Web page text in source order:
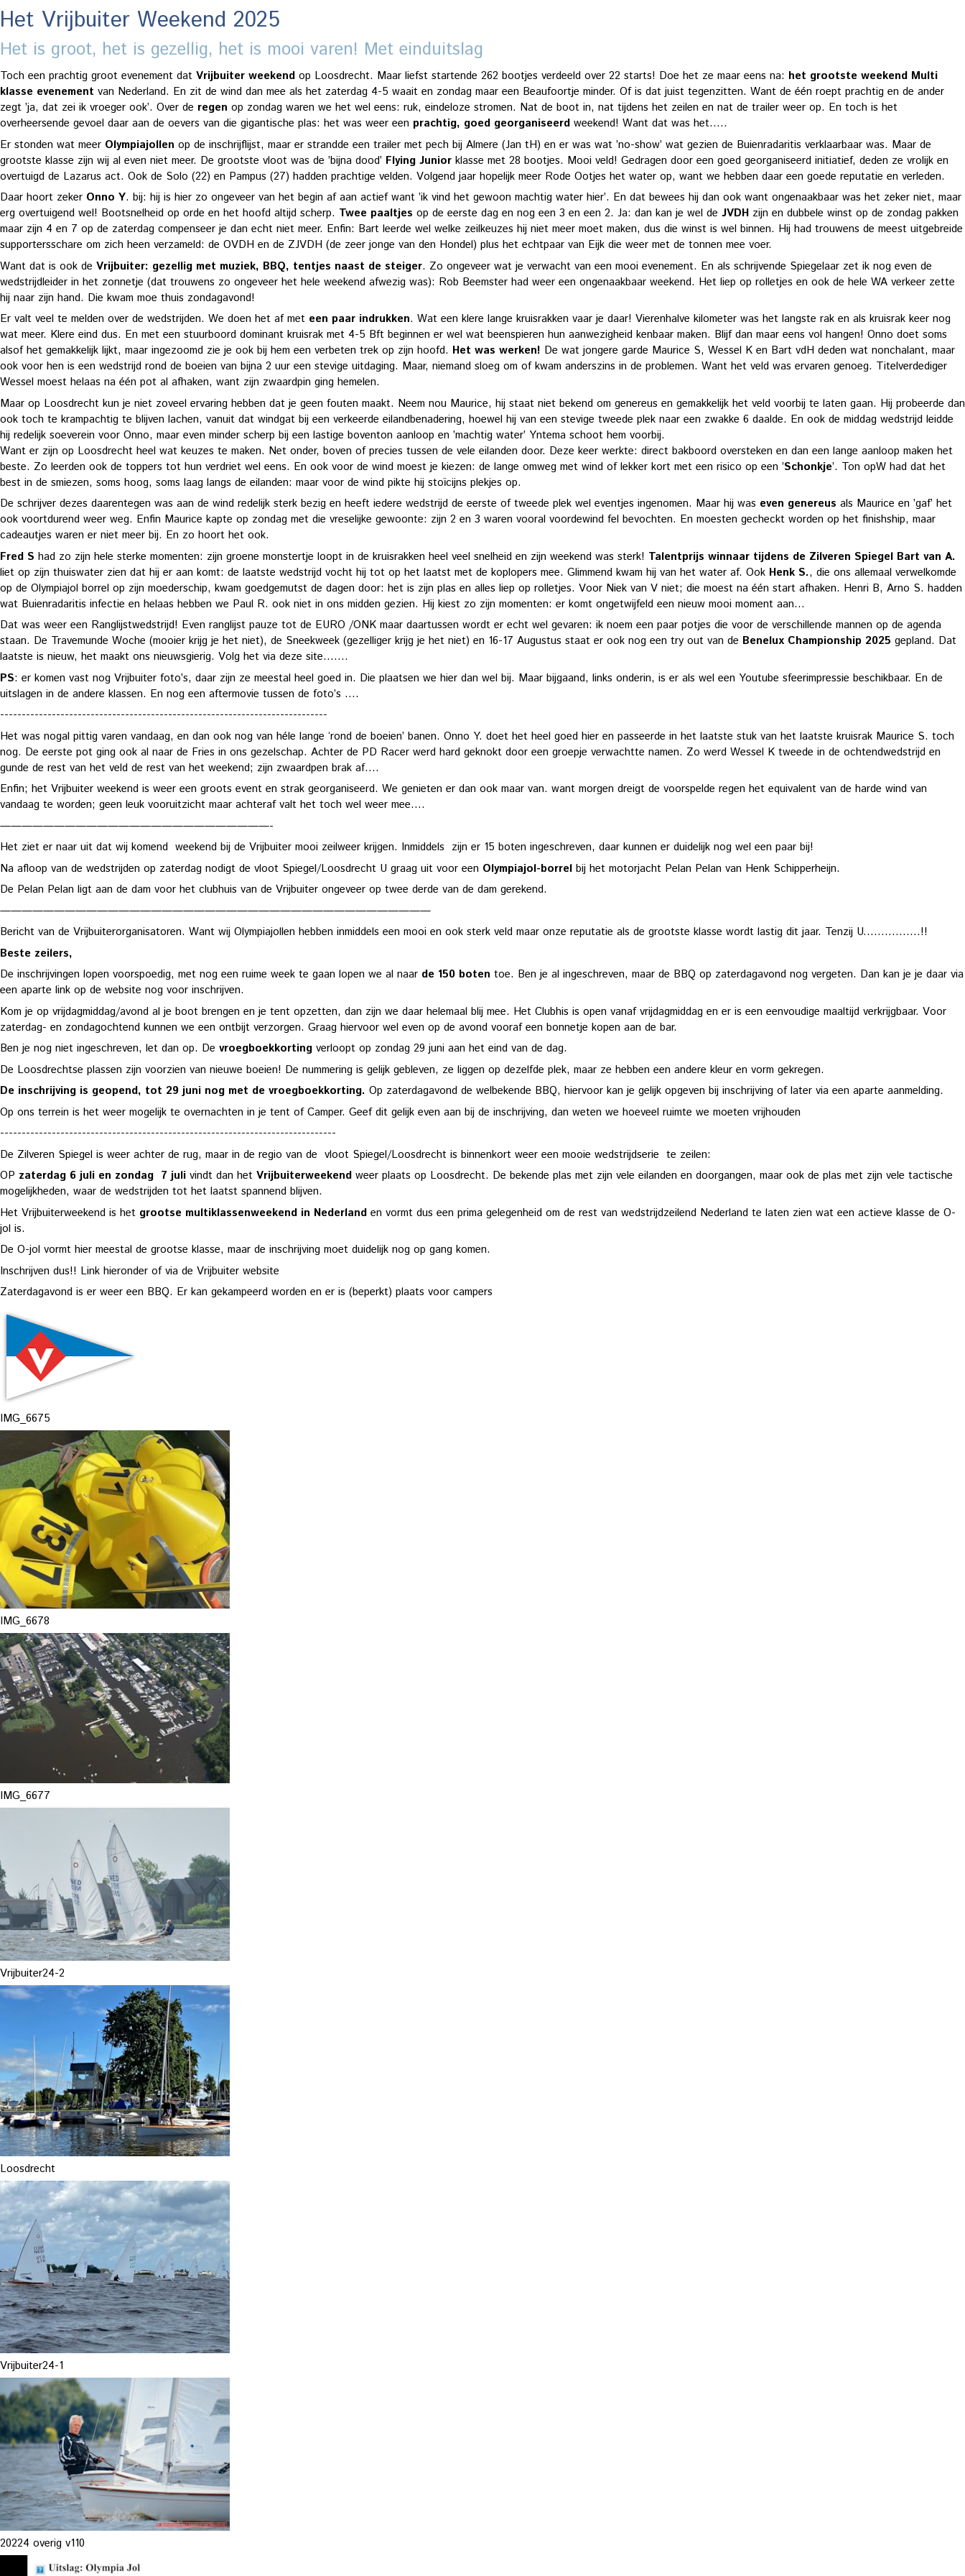
Het Vrijbuiter Weekend 2025
Het is groot, het is gezellig, het is mooi varen! Met einduitslag
Toch een prachtig groot evenement dat Vrijbuiter weekend op Loosdrecht. Maar liefst startende 262 bootjes verdeeld over 22 starts! Doe het ze maar eens na: het grootste weekend Multi
klasse evenement van Nederland. En zit de wind dan mee als het zaterdag 4-5 waait en zondag maar een Beaufoortje minder. Of is dat juist tegenzitten. Want de één roept prachtig en de ander
zegt ’ja, dat zei ik vroeger ook’. Over de regen op zondag waren we het wel eens: ruk, eindeloze stromen. Nat de boot in, nat tijdens het zeilen en nat de trailer weer op. En toch is het
overheersende gevoel daar aan de oevers van die gigantische plas: het was weer een prachtig, goed georganiseerd weekend! Want dat was het.....
Er stonden wat meer Olympiajollen op de inschrijflijst, maar er strandde een trailer met pech bij Almere (Jan tH) en er was wat ’no-show’ wat gezien de Buienradaritis verklaarbaar was. Maar de
grootste klasse zijn wij al even niet meer. De grootste vloot was de ’bijna dood’ Flying Junior klasse met 28 bootjes. Mooi veld! Gedragen door een goed georganiseerd initiatief, deden ze vrolijk en
overtuigd de Lazarus act. Ook de Solo (22) en Pampus (27) hadden prachtige velden. Volgend jaar hopelijk meer Rode Ootjes het water op, want we hebben daar een goede reputatie en verleden.
Daar hoort zeker Onno Y. bij: hij is hier zo ongeveer van het begin af aan actief want ’ik vind het gewoon machtig water hier’. En dat bewees hij dan ook want ongenaakbaar was het zeker niet, maar
erg overtuigend wel! Bootsnelheid op orde en het hoofd altijd scherp. Twee paaltjes op de eerste dag en nog een 3 en een 2. Ja: dan kan je wel de JVDH zijn en dubbele winst op de zondag pakken
maar zijn 4 en 7 op de zaterdag compenseer je dan echt niet meer. Enfin: Bart leerde wel welke zeilkeuzes hij niet meer moet maken, dus die winst is wel binnen. Hij had trouwens de meest uitgebreide
supportersschare om zich heen verzameld: de OVDH en de ZJVDH (de zeer jonge van den Hondel) plus het echtpaar van Eijk die weer met de tonnen mee voer.
Want dat is ook de Vrijbuiter: gezellig met muziek, BBQ, tentjes naast de steiger. Zo ongeveer wat je verwacht van een mooi evenement. En als schrijvende Spiegelaar zet ik nog even de
wedstrijdleider in het zonnetje (dat trouwens zo ongeveer het hele weekend afwezig was): Rob Beemster had weer een ongenaakbaar weekend. Het liep op rolletjes en ook de hele WA verkeer zette
hij naar zijn hand. Die kwam moe thuis zondagavond!
Er valt veel te melden over de wedstrijden. We doen het af met een paar indrukken. Wat een klere lange kruisrakken vaar je daar! Vierenhalve kilometer was het langste rak en als kruisrak keer nog
wat meer. Klere eind dus. En met een stuurboord dominant kruisrak met 4-5 Bft beginnen er wel wat beenspieren hun aanwezigheid kenbaar maken. Blijf dan maar eens vol hangen! Onno doet soms
alsof het gemakkelijk lijkt, maar ingezoomd zie je ook bij hem een verbeten trek op zijn hoofd. Het was werken! De wat jongere garde Maurice S, Wessel K en Bart vdH deden wat nonchalant, maar
ook voor hen is een wedstrijd rond de boeien van bijna 2 uur een stevige uitdaging. Maar, niemand sloeg om of kwam anderszins in de problemen. Want het veld was ervaren genoeg. Titelverdediger
Wessel moest helaas na één pot al afhaken, want zijn zwaardpin ging hemelen.
Maar op Loosdrecht kun je niet zoveel ervaring hebben dat je geen fouten maakt. Neem nou Maurice, hij staat niet bekend om genereus en gemakkelijk het veld voorbij te laten gaan. Hij probeerde dan
ook toch te krampachtig te blijven lachen, vanuit dat windgat bij een verkeerde eilandbenadering, hoewel hij van een stevige tweede plek naar een zwakke 6 daalde. En ook de middag wedstrijd leidde
hij redelijk soeverein voor Onno, maar even minder scherp bij een lastige boventon aanloop en ’machtig water’ Yntema schoot hem voorbij.
Want er zijn op Loosdrecht heel wat keuzes te maken. Net onder, boven of precies tussen de vele eilanden door. Deze keer werkte: direct bakboord oversteken en dan een lange aanloop maken het
beste. Zo leerden ook de toppers tot hun verdriet wel eens. En ook voor de wind moest je kiezen: de lange omweg met wind of lekker kort met een risico op een ’Schonkje’. Ton opW had dat het
best in de smiezen, soms hoog, soms laag langs de eilanden: maar voor de wind pikte hij stoïcijns plekjes op.
De schrijver dezes daarentegen was aan de wind redelijk sterk bezig en heeft iedere wedstrijd de eerste of tweede plek wel eventjes ingenomen. Maar hij was even genereus als Maurice en ’gaf’ het
ook voortdurend weer weg. Enfin Maurice kapte op zondag met die vreselijke gewoonte: zijn 2 en 3 waren vooral voordewind fel bevochten. En moesten gecheckt worden op het finishship, maar
cadeautjes waren er niet meer bij. En zo hoort het ook.
Fred S had zo zijn hele sterke momenten: zijn groene monstertje loopt in de kruisrakken heel veel snelheid en zijn weekend was sterk! Talentprijs winnaar tijdens de Zilveren Spiegel Bart van A.
liet op zijn thuiswater zien dat hij er aan komt: de laatste wedstrijd vocht hij tot op het laatst met de koplopers mee. Glimmend kwam hij van het water af. Ook Henk S., die ons allemaal verwelkomde
op de Olympiajol borrel op zijn moederschip, kwam goedgemutst de dagen door: het is zijn plas en alles liep op rolletjes. Voor Niek van V niet; die moest na één start afhaken. Henri B, Arno S. hadden
wat Buienradaritis infectie en helaas hebben we Paul R. ook niet in ons midden gezien. Hij kiest zo zijn momenten: er komt ongetwijfeld een nieuw mooi moment aan...
Dat was weer een Ranglijstwedstrijd! Even ranglijst pauze tot de EURO /ONK maar daartussen wordt er echt wel gevaren: ik noem een paar potjes die voor de verschillende mannen op de agenda
staan. De Travemunde Woche (mooier krijg je het niet), de Sneekweek (gezelliger krijg je het niet) en 16-17 Augustus staat er ook nog een try out van de Benelux Championship 2025 gepland. Dat
laatste is nieuw, het maakt ons nieuwsgierig. Volg het via deze site.......
PS: er komen vast nog Vrijbuiter foto’s, daar zijn ze meestal heel goed in. Die plaatsen we hier dan wel bij. Maar bijgaand, links onderin, is er als wel een Youtube sfeerimpressie beschikbaar. En de
uitslagen in de andere klassen. En nog een aftermovie tussen de foto’s ....
----------------------------------------------------------------------------
Het was nogal pittig varen vandaag, en dan ook nog van héle lange ‘rond de boeien’ banen. Onno Y. doet het heel goed hier en passeerde in het laatste stuk van het laatste kruisrak Maurice S. toch
nog. De eerste pot ging ook al naar de Fries in ons gezelschap. Achter de PD Racer werd hard geknokt door een groepje verwachtte namen. Zo werd Wessel K tweede in de ochtendwedstrijd en
gunde de rest van het veld de rest van het weekend; zijn zwaardpen brak af….
Enfin; het Vrijbuiter weekend is weer een groots event en strak georganiseerd. We genieten er dan ook maar van. want morgen dreigt de voorspelde regen het equivalent van de harde wind van
vandaag te worden; geen leuk vooruitzicht maar achteraf valt het toch wel weer mee….
—————————————————————————-
Het ziet er naar uit dat wij komend weekend bij de Vrijbuiter mooi zeilweer krijgen. Inmiddels zijn er 15 boten ingeschreven, daar kunnen er duidelijk nog wel een paar bij!
Na afloop van de wedstrijden op zaterdag nodigt de vloot Spiegel/Loosdrecht U graag uit voor een Olympiajol-borrel bij het motorjacht Pelan Pelan van Henk Schipperheijn.
De Pelan Pelan ligt aan de dam voor het clubhuis van de Vrijbuiter ongeveer op twee derde van de dam gerekend.
————————————————————————————————————————
Bericht van de Vrijbuiterorganisatoren. Want wij Olympiajollen hebben inmiddels een mooi en ook sterk veld maar onze reputatie als de grootste klasse wordt lastig dit jaar. Tenzij U................!!
Beste zeilers,
De inschrijvingen lopen voorspoedig, met nog een ruime week te gaan lopen we al naar de 150 boten toe. Ben je al ingeschreven, maar de BBQ op zaterdagavond nog vergeten. Dan kan je je daar via
een aparte link op de website nog voor inschrijven.
Kom je op vrijdagmiddag/avond al je boot brengen en je tent opzetten, dan zijn we daar helemaal blij mee. Het Clubhis is open vanaf vrijdagmiddag en er is een eenvoudige maaltijd verkrijgbaar. Voor
zaterdag- en zondagochtend kunnen we een ontbijt verzorgen. Graag hiervoor wel even op de avond vooraf een bonnetje kopen aan de bar.
Ben je nog niet ingeschreven, let dan op. De vroegboekkorting verloopt op zondag 29 juni aan het eind van de dag.
De Loosdrechtse plassen zijn voorzien van nieuwe boeien! De nummering is gelijk gebleven, ze liggen op dezelfde plek, maar ze hebben een andere kleur en vorm gekregen.
De inschrijving is geopend, tot 29 juni nog met de vroegboekkorting. Op zaterdagavond de welbekende BBQ, hiervoor kan je gelijk opgeven bij inschrijving of later via een aparte aanmelding.
Op ons terrein is het weer mogelijk te overnachten in je tent of Camper. Geef dit gelijk even aan bij de inschrijving, dan weten we hoeveel ruimte we moeten vrijhouden
------------------------------------------------------------------------------
De Zilveren Spiegel is weer achter de rug, maar in de regio van de vloot Spiegel/Loosdrecht is binnenkort weer een mooie wedstrijdserie te zeilen:
OP zaterdag 6 juli en zondag 7 juli vindt dan het Vrijbuiterweekend weer plaats op Loosdrecht. De bekende plas met zijn vele eilanden en doorgangen, maar ook de plas met zijn vele tactische
mogelijkheden, waar de wedstrijden tot het laatst spannend blijven.
Het Vrijbuiterweekend is het grootse multiklassenweekend in Nederland en vormt dus een prima gelegenheid om de rest van wedstrijdzeilend Nederland te laten zien wat een actieve klasse de O-
jol is.
De O-jol vormt hier meestal de grootse klasse, maar de inschrijving moet duidelijk nog op gang komen.
Inschrijven dus!! Link hieronder of via de Vrijbuiter website
Zaterdagavond is er weer een BBQ. Er kan gekampeerd worden en er is (beperkt) plaats voor campers
IMG_6675
IMG_6678
IMG_6677
Vrijbuiter24-2
Loosdrecht
Vrijbuiter24-1
20224 overig v110